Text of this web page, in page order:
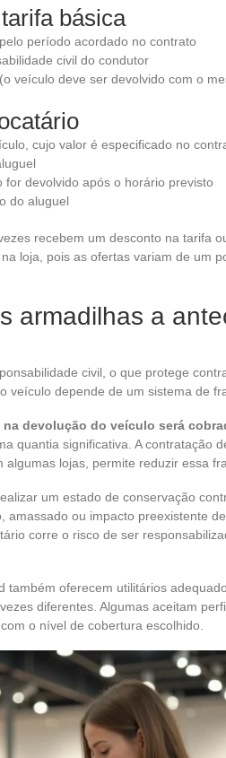
básica
período acordado no contrato
civil do condutor
veículo deve ser devolvido com o
cujo valor é especificado no
devolvido após o horário previsto
do aluguel
recebem um desconto na tarifa
loja, pois as ofertas variam de um
armadilhas a
civil, o que protege
veículo depende de um sistema de
devolução do veículo será
quantia significativa. A contratação
lojas, permite reduzir essa
um estado de conservação
amassado ou impacto preexistente
corre o risco de ser
também oferecem utilitários
diferentes. Algumas aceitam
o nível de cobertura escolhido.